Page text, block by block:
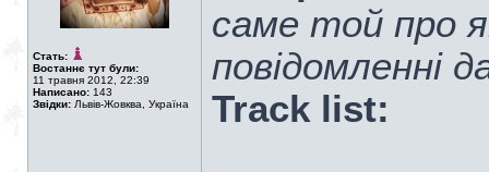
Стать:
Востаннє тут були:
11 травня 2012, 22:39
Написано: 143
Звідки: Львів-Жовква, Україна
саме той про
повідомленні
Track list: